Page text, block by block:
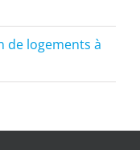
de logements à